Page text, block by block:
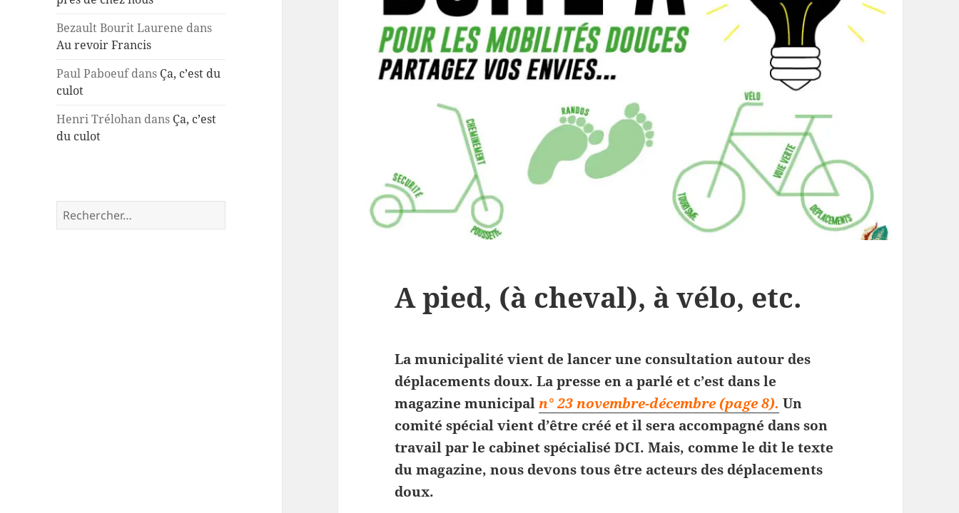
Bezault Bourit Laurene dans
Au revoir Francis
Paul Paboeufdans Ça, c’est du
culot
Henri Trélohan dans Ça, c’est
du culot
Rechercher :
A pied, (à cheval), à vélo, etc.
La municipalité vient de lancer une consultation autour des
déplacements doux. La presse en a parlé et c’est dans le
magazine municipaln° 23 novembre-décembre (page 8). Un
comité spécial vient d’être créé et il sera accompagné dans son
travail par le cabinet spécialisé DCI. Mais, comme le dit le texte
du magazine, nous devons tous être acteurs des déplacements
doux.